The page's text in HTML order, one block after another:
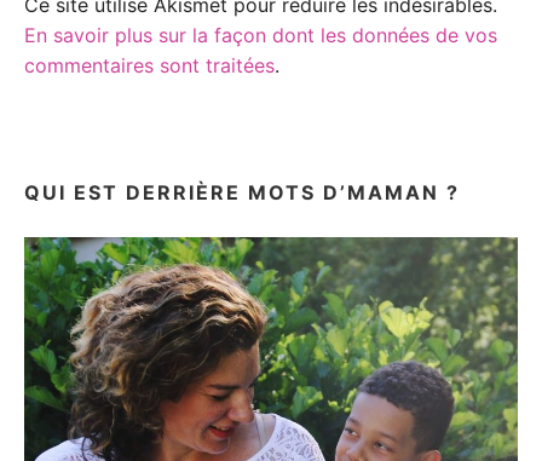
En savoir plus sur la façon dont les données de vos
commentaires sont traitées.
QUI EST DERRIÈRE MOTS D’MAMAN ?